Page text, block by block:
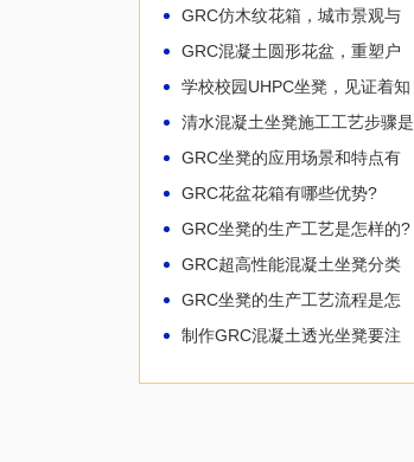
GRC仿木纹花箱，城市景观与
自然共生!
GRC混凝土圆形花盆，重塑户
外空间的生命力!
学校校园UHPC坐凳，见证着知
识的生长!
清水混凝土坐凳施工工艺步骤是
GRC坐凳的应用场景和特点有
GRC花盆花箱有哪些优势?
GRC坐凳的生产工艺是怎样的?
GRC超高性能混凝土坐凳分类
有哪些？
GRC坐凳的生产工艺流程是怎
样的
制作GRC混凝土透光坐凳要注